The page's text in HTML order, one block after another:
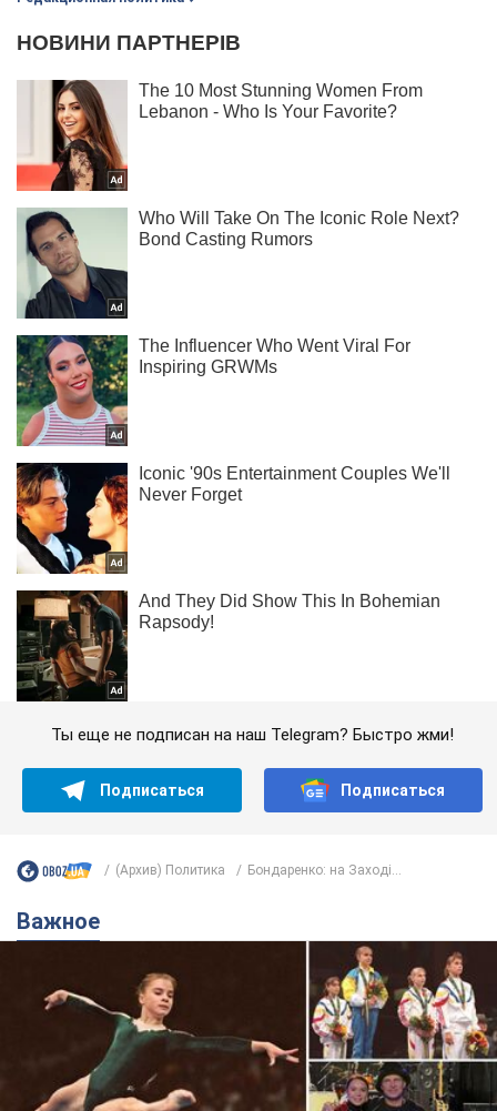
Ты еще не подписан на наш Telegram? Быстро жми!
Подписаться Подписаться
(Архив) Политика Бондаренко: на Заході...
Важное